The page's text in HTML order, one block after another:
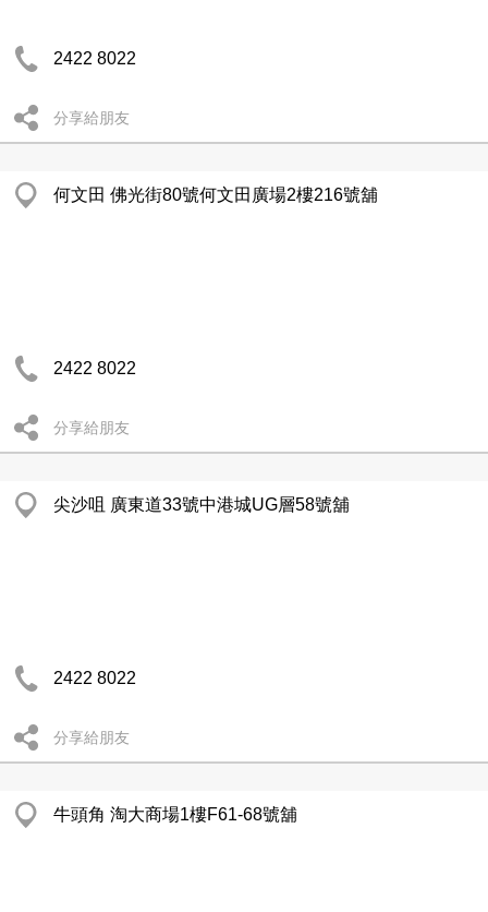
2422 8022
分享給朋友
何文田 佛光街80號何文田廣場2樓216號舖
2422 8022
分享給朋友
尖沙咀 廣東道33號中港城UG層58號舖
2422 8022
分享給朋友
牛頭角 淘大商場1樓F61-68號舖